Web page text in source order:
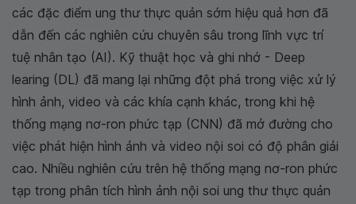
các đặc điểm ung thư thực quản sớm hiệu quả hơn đã
dẫn đến các nghiên cứu chuyên sâu trong lĩnh vực trí
tuệ nhân tạo (AI). Kỹ thuật học và ghi nhớ - Deep
learing (DL) đã mang lại những đột phá trong việc xử lý
hình ảnh, video và các khía cạnh khác, trong khi hệ
thống mạng nơ-ron phức tạp (CNN) đã mở đường cho
việc phát hiện hình ảnh và video nội soi có độ phân giải
cao. Nhiều nghiên cứu trên hệ thống mạng nơ-ron phức
tạp trong phân tích hình ảnh nội soi ung thư thực quản